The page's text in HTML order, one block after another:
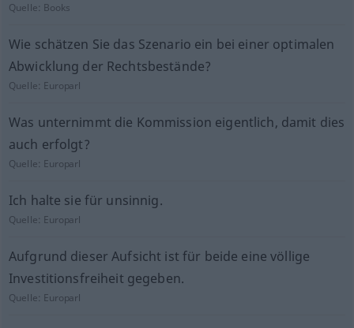
Quelle: Books
Wie schätzen Sie das Szenario ein bei einer optimalen
Abwicklung der Rechtsbestände?
Quelle: Europarl
Was unternimmt die Kommission eigentlich, damit dies
auch erfolgt?
Quelle: Europarl
Ich halte sie für unsinnig.
Quelle: Europarl
Aufgrund dieser Aufsicht ist für beide eine völlige
Investitionsfreiheit gegeben.
Quelle: Europarl